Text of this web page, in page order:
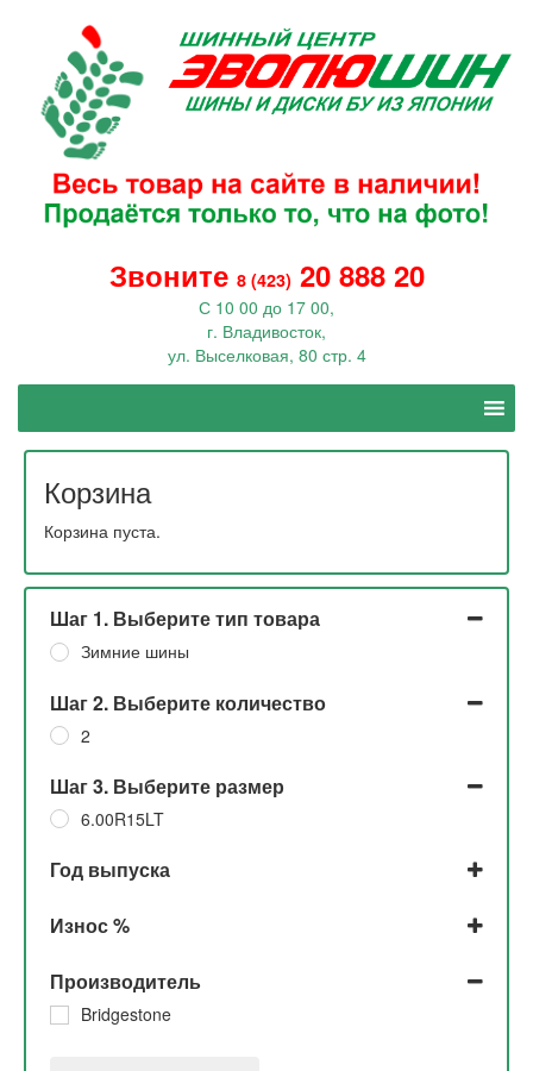
Звоните 8 (423) 20 888 20
С 10 00 до 17 00,
г. Владивосток,
ул. Выселковая, 80 стр. 4
Корзина
Корзина пуста.
Шаг 1. Выберите тип товара
Зимние шины
Шаг 2. Выберите количество
2
Шаг 3. Выберите размер
6.00R15LT
Год выпуска
Износ %
Производитель
Bridgestone